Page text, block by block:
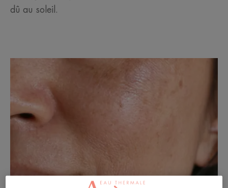
dû au soleil.